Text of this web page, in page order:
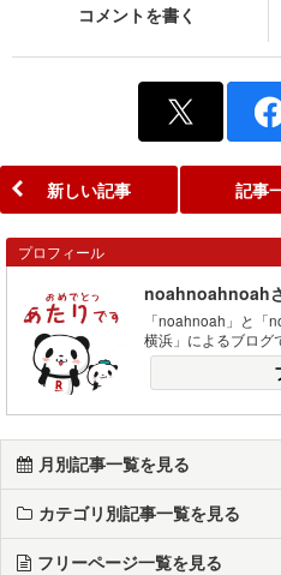
コメントを書く
新しい記事 記事
プロフィール
noahnoahnoah
「noahnoah」と「
横浜」によるブログ
月別記事一覧を見る
カテゴリ別記事一覧を見る
フリーページ一覧を見る